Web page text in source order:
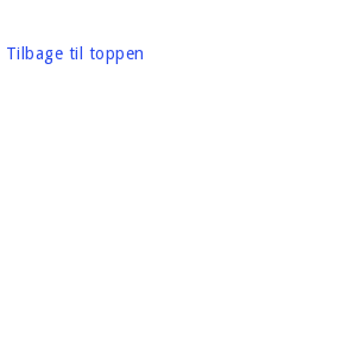
Tilbage til toppen